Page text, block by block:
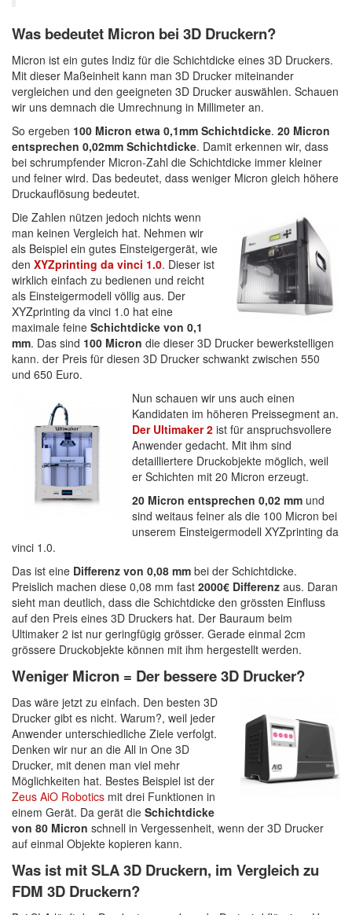
Was bedeutet Micron bei 3D Druckern?
Micron ist ein gutes Indiz für die Schichtdicke eines 3D Druckers.
Mit dieser Maßeinheit kann man 3D Drucker miteinander
vergleichen und den geeigneten 3D Drucker auswählen. Schauen
wir uns demnach die Umrechnung in Millimeter an.
So ergeben 100 Micron etwa 0,1mm Schichtdicke. 20 Micron
entsprechen 0,02mm Schichtdicke. Damit erkennen wir, dass
bei schrumpfender Micron-Zahl die Schichtdicke immer kleiner
und feiner wird. Das bedeutet, dass weniger Micron gleich höhere
Druckauflösung bedeutet.
Die Zahlen nützen jedoch nichts wenn
man keinen Vergleich hat. Nehmen wir
als Beispiel ein gutes Einsteigergerät, wie
den XYZprinting da vinci 1.0. Dieser ist
wirklich einfach zu bedienen und reicht
als Einsteigermodell völlig aus. Der
XYZprinting da vinci 1.0 hat eine
maximale feine Schichtdicke von 0,1
mm. Das sind 100 Micron die dieser 3D Drucker bewerkstelligen
kann. der Preis für diesen 3D Drucker schwankt zwischen 550
und 650 Euro.
Nun schauen wir uns auch einen
Kandidaten im höheren Preissegment an.
Der Ultimaker 2 ist für anspruchsvollere
Anwender gedacht. Mit ihm sind
detailliertere Druckobjekte möglich, weil
er Schichten mit 20 Micron erzeugt.
20 Micron entsprechen 0,02 mm und
sind weitaus feiner als die 100 Micron bei
unserem Einsteigermodell XYZprinting da
vinci 1.0.
Das ist eine Differenz von 0,08 mm bei der Schichtdicke.
Preislich machen diese 0,08 mm fast 2000€ Differenz aus. Daran
sieht man deutlich, dass die Schichtdicke den grössten Einfluss
auf den Preis eines 3D Druckers hat. Der Bauraum beim
Ultimaker 2 ist nur geringfügig grösser. Gerade einmal 2cm
grössere Druckobjekte können mit ihm hergestellt werden.
Weniger Micron = Der bessere 3D Drucker?
Das wäre jetzt zu einfach. Den besten 3D
Drucker gibt es nicht. Warum?, weil jeder
Anwender unterschiedliche Ziele verfolgt.
Denken wir nur an die All in One 3D
Drucker, mit denen man viel mehr
Möglichkeiten hat. Bestes Beispiel ist der
Zeus AiO Robotics mit drei Funktionen in
einem Gerät. Da gerät die Schichtdicke
von 80 Micron schnell in Vergessenheit, wenn der 3D Drucker
auf einmal Objekte kopieren kann.
Was ist mit SLA 3D Druckern, im Vergleich zu
FDM 3D Druckern?